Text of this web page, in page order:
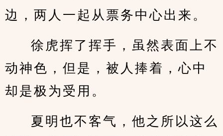
边，两人一起从票务中心出来。
徐虎挥了挥手，虽然表面上不
动神色，但是，被人捧着，心中
却是极为受用。
夏明也不客气，他之所以这么